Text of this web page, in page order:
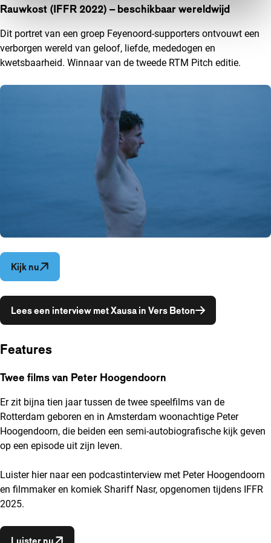
Rauwkost (IFFR 2022) – beschikbaar wereldwijd
Dit portret van een groep Feyenoord-supporters ontvouwt een
verborgen wereld van geloof, liefde, mededogen en
kwetsbaarheid. Winnaar van de tweede RTM Pitch editie.
Kijk nu Opent in een nieuw venster
Lees een interview met Xausa in Vers BetonOpent in een
Features
Twee films van Peter Hoogendoorn
Er zit bijna tien jaar tussen de twee speelfilms van de
Rotterdam geboren en in Amsterdam woonachtige Peter
Hoogendoorn, die beiden een semi-autobiografische kijk geven
op een episode uit zijn leven.
Luister hier naar een podcastinterview met Peter Hoogendoorn
en filmmaker en komiek Shariff Nasr, opgenomen tijdens IFFR
2025.
Luister nu Opent in een nieuw venster